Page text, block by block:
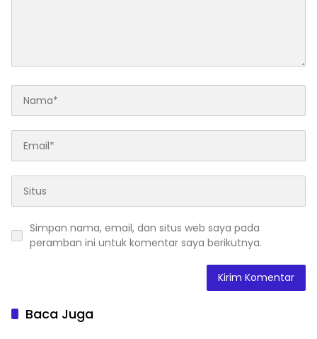
Simpan nama, email, dan situs web saya pada
peramban ini untuk komentar saya berikutnya.
Baca Juga